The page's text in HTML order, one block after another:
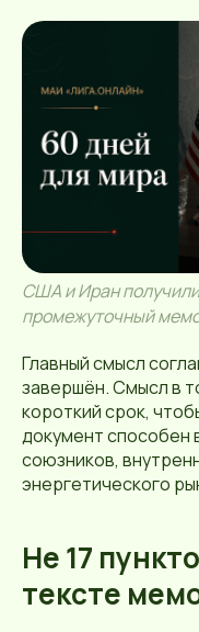
США и Иран
промежуточный
Главный смысл
завершён. Смысл в
короткий срок,
документ способен
союзников,
энергетического
Не 17
тексте